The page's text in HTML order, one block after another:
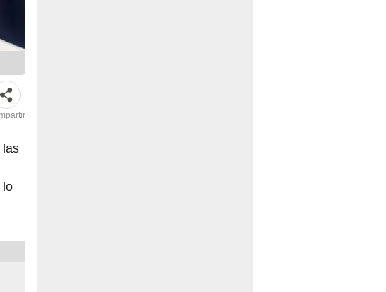
las
lo